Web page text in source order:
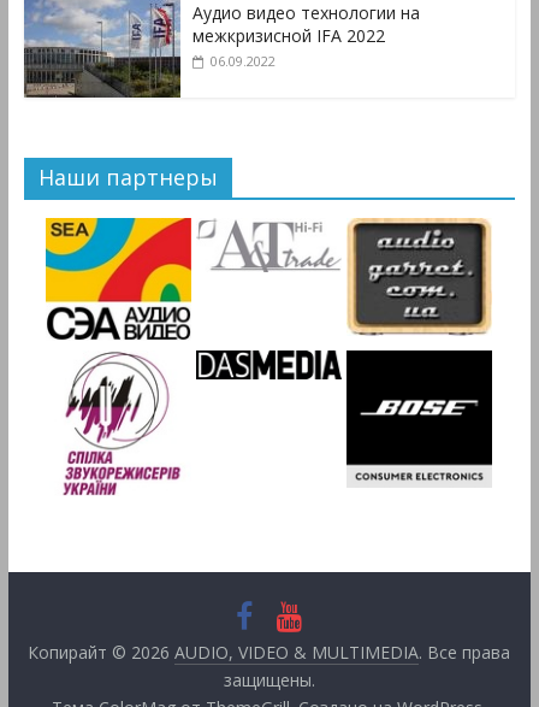
Аудио видео технологии на
межкризисной IFA 2022
06.09.2022
Наши партнеры
Копирайт © 2026AUDIO, VIDEO & MULTIMEDIA. Все права
защищены.